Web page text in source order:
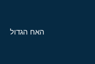
האח הגדול